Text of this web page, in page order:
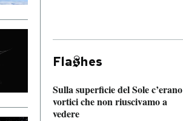
Fla hes
Sulla superficie del Sole c’erano
vortici che non riuscivamo a
vedere